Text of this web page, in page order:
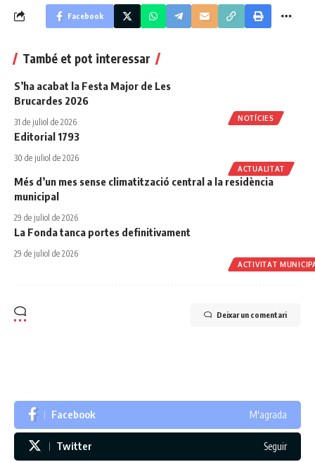
Facebook
També et pot interessar
NOTÍCIES
S’ha acabat la Festa Major de Les
Brucardes 2026
31 de juliol de 2026
ACTUALITAT
Editorial 1793
30 de juliol de 2026
Més d’un mes sense climatització central a la residència
municipal
29 de juliol de 2026
ACTIVITAT
La Fonda tanca portes definitivament
29 de juliol de 2026
Deixar un comentari
Facebook M'agrada
Twitter Seguir